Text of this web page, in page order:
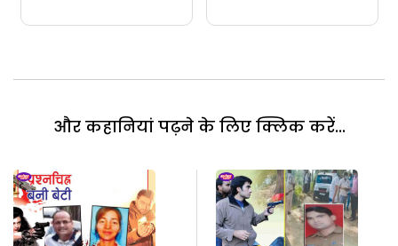
और कहानियां पढ़ने के लिए क्लिक करें...